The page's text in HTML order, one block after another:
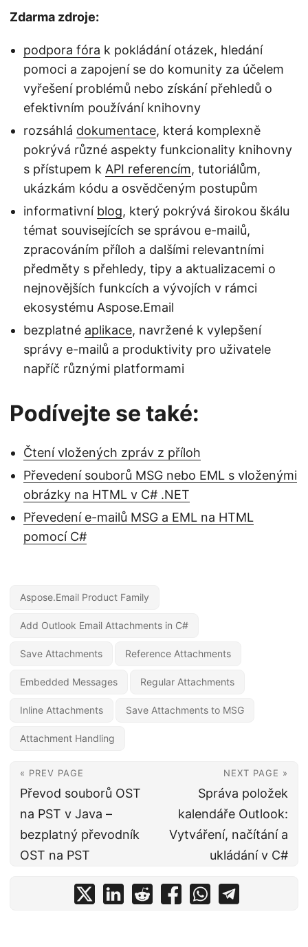
Zdarma zdroje:
podpora fóra k pokládání otázek, hledání
pomoci a zapojení se do komunity za účelem
vyřešení problémů nebo získání přehledů o
efektivním používání knihovny
rozsáhlá dokumentace, která komplexně
pokrývá různé aspekty funkcionality knihovny
s přístupem k API referencím, tutoriálům,
ukázkám kódu a osvědčeným postupům
informativní blog, který pokrývá širokou škálu
témat souvisejících se správou e-mailů,
zpracováním příloh a dalšími relevantními
předměty s přehledy, tipy a aktualizacemi o
nejnovějších funkcích a vývojích v rámci
ekosystému Aspose.Email
bezplatné aplikace, navržené k vylepšení
správy e-mailů a produktivity pro uživatele
napříč různými platformami
Podívejte se také:
Čtení vložených zpráv z příloh
Převedení souborů MSG nebo EML s vloženými
obrázky na HTML v C# .NET
Převedení e-mailů MSG a EML na HTML
pomocí C#
Aspose.Email Product Family
Add Outlook Email Attachments in C#
Save Attachments Reference Attachments
Embedded Messages Regular Attachments
Inline Attachments Save Attachments to MSG
Attachment Handling
« PREV PAGE
Převod souborů OST
na PST v Java –
bezplatný převodník
OST na PST
NEXT PAGE »
Správa položek
kalendáře Outlook:
Vytváření, načítání a
ukládání v C#